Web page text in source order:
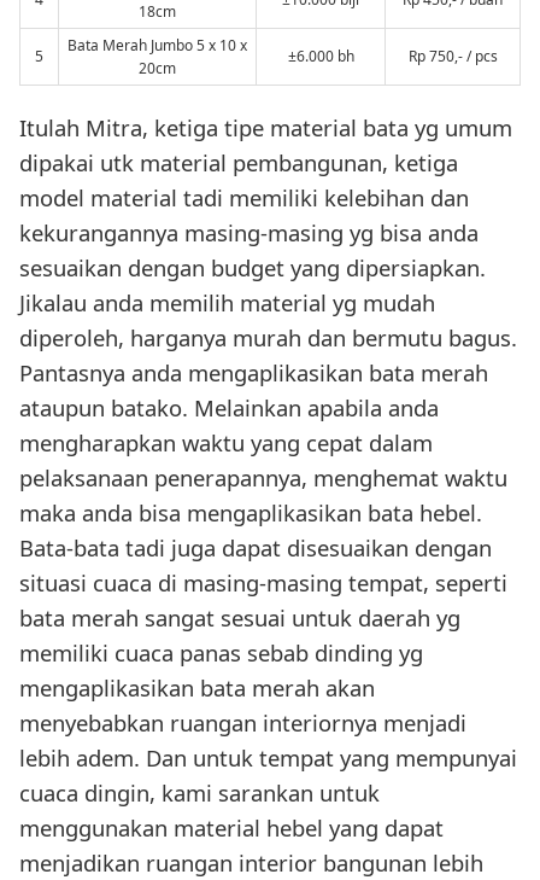
18cm
5
Bata Merah Jumbo 5 x 10 x
20cm
±6.000 bh Rp 750,- / pcs
Itulah Mitra, ketiga tipe material bata yg umum
dipakai utk material pembangunan, ketiga
model material tadi memiliki kelebihan dan
kekurangannya masing-masing yg bisa anda
sesuaikan dengan budget yang dipersiapkan.
Jikalau anda memilih material yg mudah
diperoleh, harganya murah dan bermutu bagus.
Pantasnya anda mengaplikasikan bata merah
ataupun batako. Melainkan apabila anda
mengharapkan waktu yang cepat dalam
pelaksanaan penerapannya, menghemat waktu
maka anda bisa mengaplikasikan bata hebel.
Bata-bata tadi juga dapat disesuaikan dengan
situasi cuaca di masing-masing tempat, seperti
bata merah sangat sesuai untuk daerah yg
memiliki cuaca panas sebab dinding yg
mengaplikasikan bata merah akan
menyebabkan ruangan interiornya menjadi
lebih adem. Dan untuk tempat yang mempunyai
cuaca dingin, kami sarankan untuk
menggunakan material hebel yang dapat
menjadikan ruangan interior bangunan lebih